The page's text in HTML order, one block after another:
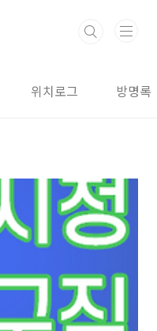
위치로그 방명록